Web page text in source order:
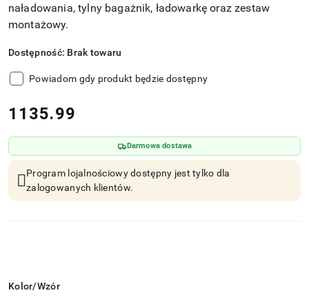
naładowania, tylny bagażnik, ładowarkę oraz zestaw
montażowy.
Dostępność: Brak towaru
Powiadom gdy produkt będzie dostępny
cena:
1135.99
Darmowa dostawa
Program lojalnościowy dostępny jest tylko dla
zalogowanych klientów.
Wariant
Kolor/Wzór